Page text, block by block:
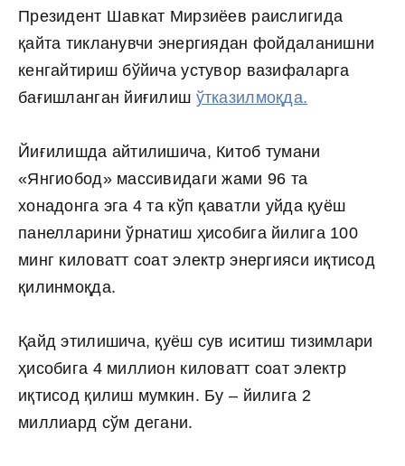
Президент Шавкат Мирзиёев раислигида
қайта тикланувчи энергиядан фойдаланишни
кенгайтириш бўйича устувор вазифаларга
бағишланган йиғилиш ўтказилмоқда.
Йиғилишда айтилишича, Китоб тумани
«Янгиобод» массивидаги жами 96 та
хонадонга эга 4 та кўп қаватли уйда қуёш
панелларини ўрнатиш ҳисобига йилига 100
минг киловатт соат электр энергияси иқтисод
қилинмоқда.
Қайд этилишича, қуёш сув иситиш тизимлари
ҳисобига 4 миллион киловатт соат электр
иқтисод қилиш мумкин. Бу – йилига 2
миллиард сўм дегани.